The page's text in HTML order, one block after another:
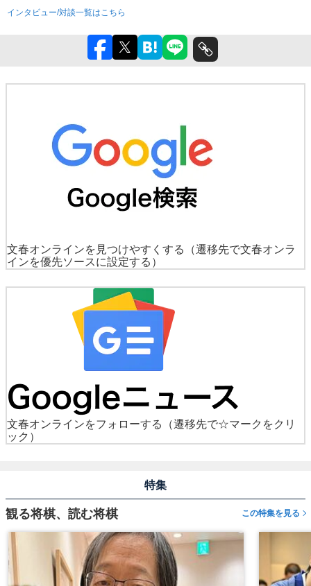
インタビュー/対談一覧はこちら
文春オンラインを見つけやすくする
（遷移先で文春オンラ
インを優先ソースに設定する）
文春オンラインをフォローする
（遷移先で☆マークをクリ
ック）
特集
観る将棋、読む将棋 この特集を見る